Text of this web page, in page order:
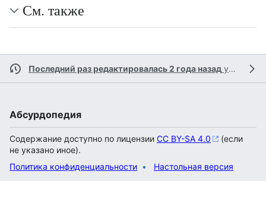
См. также
Последний раз редактировалась 2 года назад участником
Абсурдопедия
Содержание доступно по лицензии CC BY-SA 4.0
(если
не указано иное).
Политика конфиденциальности
Настольная версия